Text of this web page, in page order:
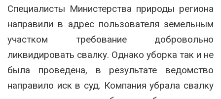
Специалисты Министерства природы региона
направили в адрес пользователя земельным
участком требование добровольно
ликвидировать свалку. Однако уборка так и не
была проведена, в результате ведомство
направило иск в суд. Компания убрала свалку